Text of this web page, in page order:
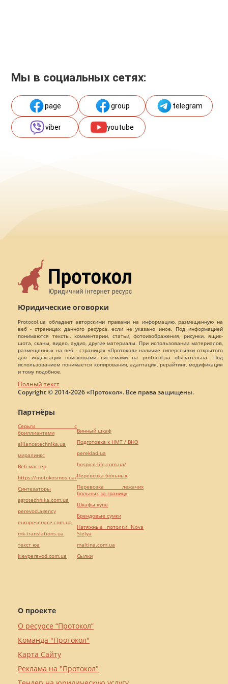
Мы в социальных сетях:
page group telegram
viber youtube
Юридические оговорки
Protocol.ua обладает авторскими правами на информацию, размещенную на
веб - страницах данного ресурса, если не указано иное. Под информацией
понимаются тексты, комментарии, статьи, фотоизображения, рисунки, ящик-
шота, сканы, видео, аудио, другие материалы. При использовании материалов,
размещенных на веб - страницах «Протокол» наличие гиперссылки открытого
для индексации поисковыми системами на protocol.ua обязательна. Под
использованием понимается копирования, адаптация, рерайтинг, модификация
и тому подобное.
Полный текст
Copyright © 2014-2026 «Протокол». Все права защищены.
О проекте
О ресурсе “Протокол”
Команда "Протокол"
Карта Сайту
Реклама на "Протокол"
Партнёры
Серьги с
бриллиантами
alliancetechnika.ua
миралинкс
Веб мастер
https://motokosmos.ua/
Синтезаторы
agrotechnika.com.ua
perevod.agency
europeservice.com.ua
mk-translations.ua
текст юа
kievperevod.com.ua
Винный шкаф
Подготовка к НМТ / ВНО
pereklad.ua
hospice-life.com.ua/
Перевозка больных
Перевозка лежачих
больных за границу
Шкафы купе
Брендовые сумки
Натяжные потолки Nova
Stelya
maltina.com.ua
Cылки